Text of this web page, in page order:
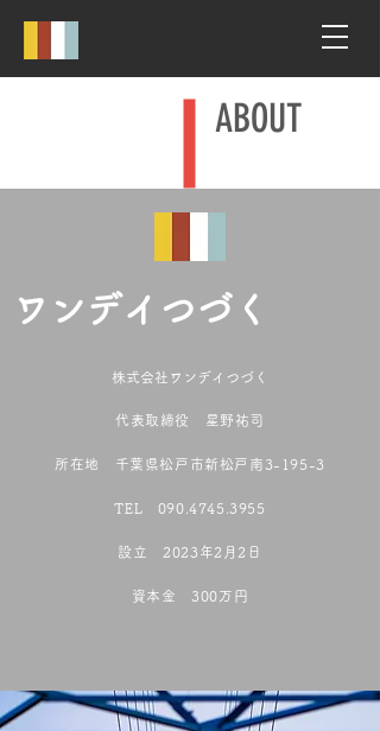
ABOUT
ワンデイつづく
株式会社 ワン デイつづく
代表取締役 星野祐司
所在地 千葉県松戸市新松戸南3-195-3
TEL 090.4745.3955
設立 2023年2月2日
資本金 300万円